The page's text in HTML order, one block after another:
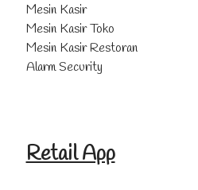
Mesin Kasir
Mesin Kasir Toko
Mesin Kasir Restoran
Alarm Security
Retail App